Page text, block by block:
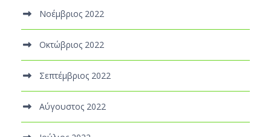
Νοέμβριος 2022
Οκτώβριος 2022
Σεπτέμβριος 2022
Αύγουστος 2022